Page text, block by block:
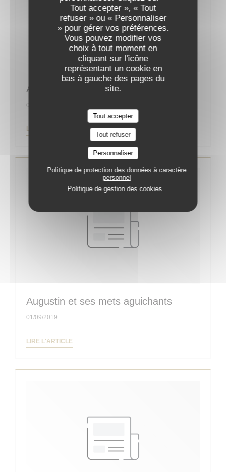
Tout accepter », « Tout
refuser » ou « Personnaliser
» pour gérer vos préférences.
Vous pouvez modifier vos
choix à tout moment en
cliquant sur l'icône
représentant un cookie en
bas à gauche des pages du
site.
Tout accepter
Tout refuser
Personnaliser
Politique de protection des données à caractère
personnel
Politique de gestion des cookies
Augustin, la nouvelle bonne adresse
01/09/2019
LIRE L'ARTICLE ((OUVRE UNE NOUVELLE FENÊTRE))
Augustin et ses mets aguichants
01/09/2019
LIRE L'ARTICLE